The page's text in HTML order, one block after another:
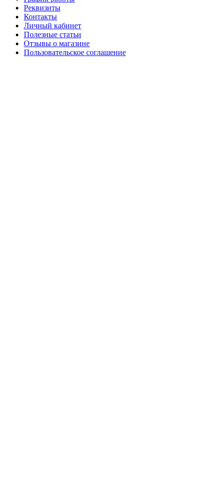
Реквизиты
Контакты
Личный кабинет
Полезные статьи
Отзывы о магазине
Пользовательское соглашение